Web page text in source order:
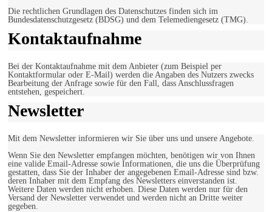
Die rechtlichen Grundlagen des Datenschutzes finden sich im
Bundesdatenschutzgesetz (BDSG) und dem Telemediengesetz (TMG).
Kontaktaufnahme
Bei der Kontaktaufnahme mit dem Anbieter (zum Beispiel per
Kontaktformular oder E-Mail) werden die Angaben des Nutzers zwecks
Bearbeitung der Anfrage sowie für den Fall, dass Anschlussfragen
entstehen, gespeichert.
Newsletter
Mit dem Newsletter informieren wir Sie über uns und unsere Angebote.
Wenn Sie den Newsletter empfangen möchten, benötigen wir von Ihnen
eine valide Email-Adresse sowie Informationen, die uns die Überprüfung
gestatten, dass Sie der Inhaber der angegebenen Email-Adresse sind bzw.
deren Inhaber mit dem Empfang des Newsletters einverstanden ist.
Weitere Daten werden nicht erhoben. Diese Daten werden nur für den
Versand der Newsletter verwendet und werden nicht an Dritte weiter
gegeben.